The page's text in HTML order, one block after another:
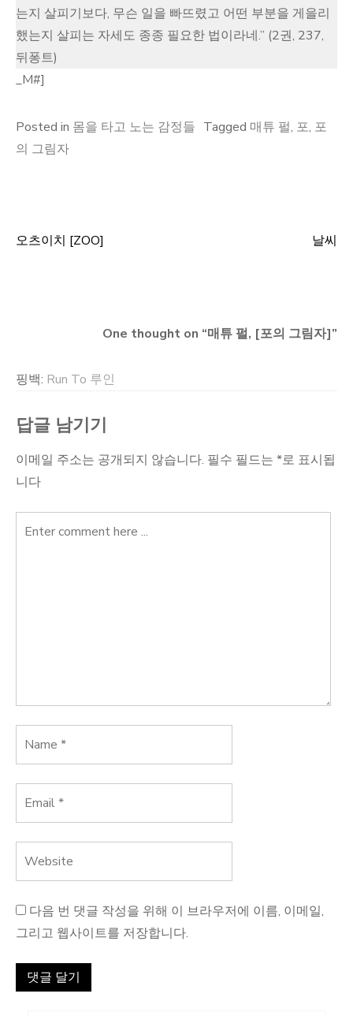
는지 살피기보다, 무슨 일을 빠뜨렸고 어떤 부분을 게을리
했는지 살피는 자세도 종종 필요한 법이라네.” (2권, 237,
뒤퐁트)
_M#]
Posted in 몸을 타고 노는 감정들 Tagged 매튜 펄, 포, 포
의 그림자
글
오츠이치 [ZOO] 날씨
One thought on “매튜 펄, [포의 그림자]”
핑백: Run To 루인
답글 남기기
이메일 주소는 공개되지 않습니다. 필수 필드는 *로 표시됩
니다
다음 번 댓글 작성을 위해 이 브라우저에 이름, 이메일,
그리고 웹사이트를 저장합니다.